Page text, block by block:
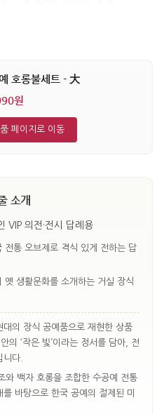
호롱불세트 - 大
원
페이지로 이동
소개
VIP 의전·전시 답례용
전통 오브제로 격식 있게 전하는 답
옛 생활문화를 소개하는 거실 장식
의 장식 공예품으로 재현한 상품
의 ‘작은 빛’이라는 정서를 담아, 전
다.
와 백자 호롱을 조합한 수공예 전통
바탕으로 한국 공예의 절제된 미